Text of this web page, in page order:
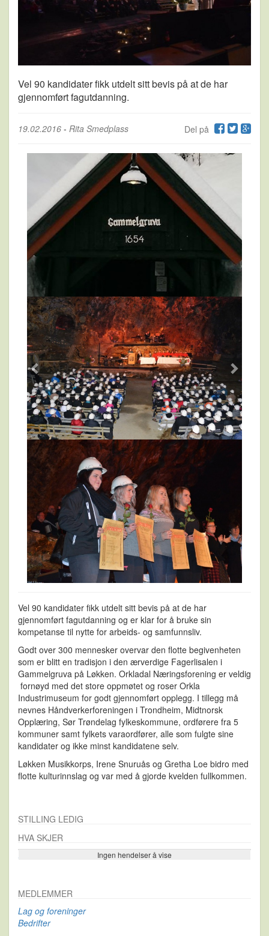
Vel 90 kandidater fikk utdelt sitt bevis på at de har
gjennomført fagutdanning.
Del på
19.02.2016 - Rita Smedplass
Vel 90 kandidater fikk utdelt sitt bevis på at de har
gjennomført fagutdanning og er klar for å bruke sin
kompetanse til nytte for arbeids- og samfunnsliv.
​Godt over 300 mennesker overvar den flotte begivenheten
som er blitt en tradisjon i den ærverdige Fagerlisalen i
Gammelgruva på Løkken. Orkladal Næringsforening er veldig
fornøyd med det store oppmøtet og roser Orkla
Industrimuseum for godt gjennomført opplegg. I tillegg må
nevnes Håndverkerforeningen i Trondheim, Midtnorsk
Opplæring, Sør Trøndelag fylkeskommune, ordførere fra 5
kommuner samt fylkets varaordfører, alle som fulgte sine
kandidater og ikke minst kandidatene selv.
Løkken Musikkorps, Irene Snuruås og Gretha Loe bidro med
flotte kulturinnslag og var med å gjorde kvelden fullkommen.
STILLING LEDIG
HVA SKJER
Ingen hendelser å vise
Se flere…
MEDLEMMER
Lag og foreninger
Bedrifter